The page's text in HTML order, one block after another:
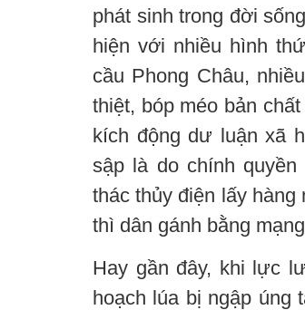
phát sinh trong đời
hiện với nhiều hình
cầu Phong Châu,
thiệt, bóp méo bản
kích động dư luận xã
sập là do chính quyền
thác thủy điện lấy hàng
thì dân gánh bằng
Hay gần đây, khi lực
hoạch lúa bị ngập úng